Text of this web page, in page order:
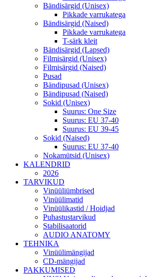
Bändisärgid (Unisex)
Pikkade varrukatega
Bändisärgid (Naised)
Pikkade varrukatega
T-särk kleit
Bändisärgid (Lapsed)
Filmisärgid (Unisex)
Filmisärgid (Naised)
Pusad
Bändipusad (Unisex)
Bändipusad (Naised)
Sokid (Unisex)
Suurus: One Size
Suurus: EU 37-40
Suurus: EU 39-45
Sokid (Naised)
Suurus: EU 37-40
Nokamütsid (Unisex)
KALENDRID
2026
TARVIKUD
Vinüüliümbrised
Vinüülimatid
Vinüülikastid / Hoidjad
Puhastustarvikud
Stabilisaatorid
AUDIO ANATOMY
TEHNIKA
Vinüülimängijad
CD-mängijad
PAKKUMISED